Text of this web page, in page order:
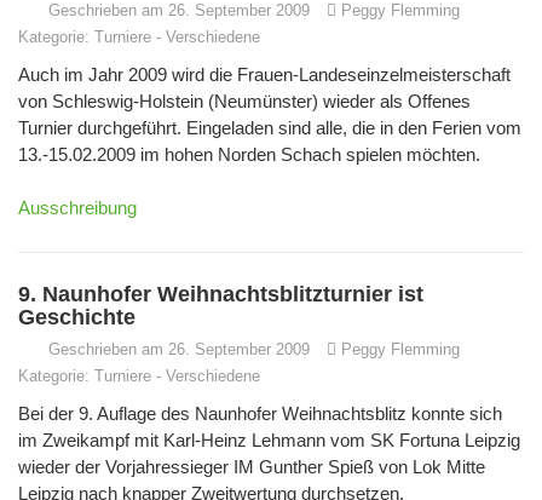
Geschrieben am 26. September 2009
Peggy Flemming
Kategorie: Turniere - Verschiedene
Auch im Jahr 2009 wird die Frauen-Landeseinzelmeisterschaft
von Schleswig-Holstein (Neumünster) wieder als Offenes
Turnier durchgeführt. Eingeladen sind alle, die in den Ferien vom
13.-15.02.2009 im hohen Norden Schach spielen möchten.
Ausschreibung
9. Naunhofer Weihnachtsblitzturnier ist
Geschichte
Geschrieben am 26. September 2009
Peggy Flemming
Kategorie: Turniere - Verschiedene
Bei der 9. Auflage des Naunhofer Weihnachtsblitz konnte sich
im Zweikampf mit Karl-Heinz Lehmann vom SK Fortuna Leipzig
wieder der Vorjahressieger IM Gunther Spieß von Lok Mitte
Leipzig nach knapper Zweitwertung durchsetzen.